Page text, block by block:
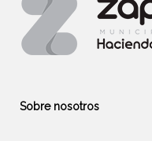
Sobre nosotros